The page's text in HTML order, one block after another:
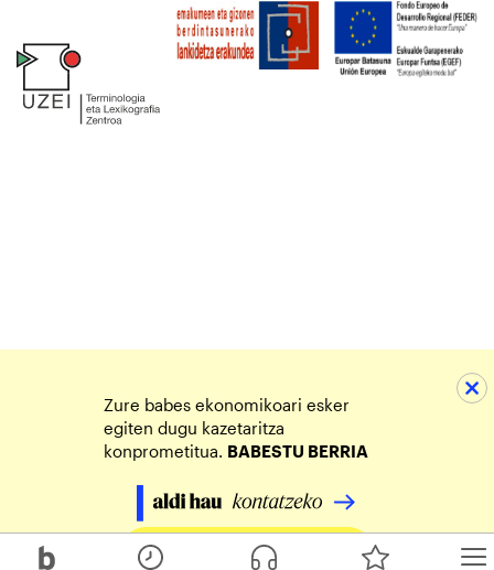
Zure babes ekonomikoari esker
egiten dugu kazetaritza
konprometitua. BABESTU BERRIA
Egin zure ekarpena